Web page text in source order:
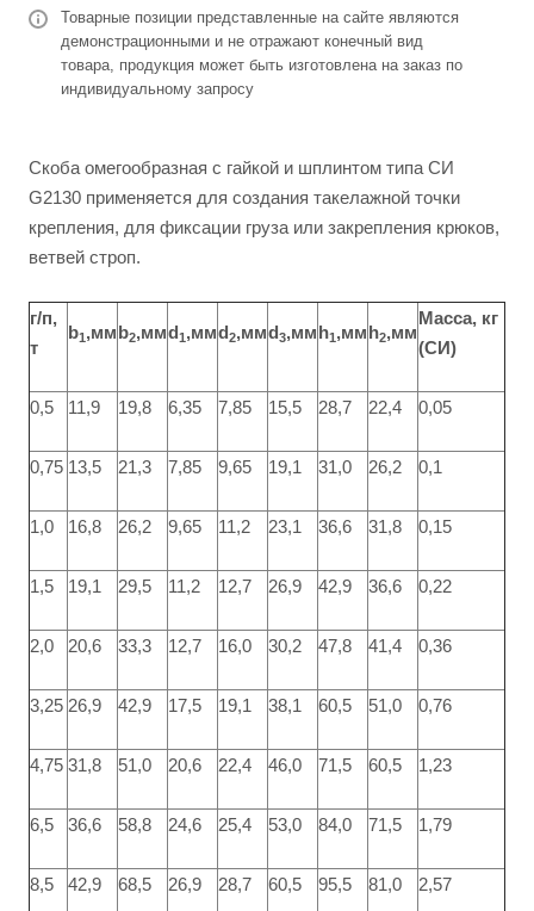
Товарные позиции представленные на сайте являются
демонстрационными и не отражают конечный вид
товара, продукция может быть изготовлена на заказ по
индивидуальному запросу
Скоба омегообразная с гайкой и шплинтом типа СИ
G2130 применяется для создания такелажной точки
крепления, для фиксации груза или закрепления крюков,
ветвей строп.
г/п,
т
b1,ммb2,ммd1,ммd2,ммd3,ммh1,ммh2,мм
Масса, кг
(CИ)
0,5 11,9 19,8 6,35 7,85 15,5 28,7 22,4 0,05
0,75 13,5 21,3 7,85 9,65 19,1 31,0 26,2 0,1
1,0 16,8 26,2 9,65 11,2 23,1 36,6 31,8 0,15
1,5 19,1 29,5 11,2 12,7 26,9 42,9 36,6 0,22
2,0 20,6 33,3 12,7 16,0 30,2 47,8 41,4 0,36
3,25 26,9 42,9 17,5 19,1 38,1 60,5 51,0 0,76
4,75 31,8 51,0 20,6 22,4 46,0 71,5 60,5 1,23
6,5 36,6 58,8 24,6 25,4 53,0 84,0 71,5 1,79
8,5 42,9 68,5 26,9 28,7 60,5 95,5 81,0 2,57